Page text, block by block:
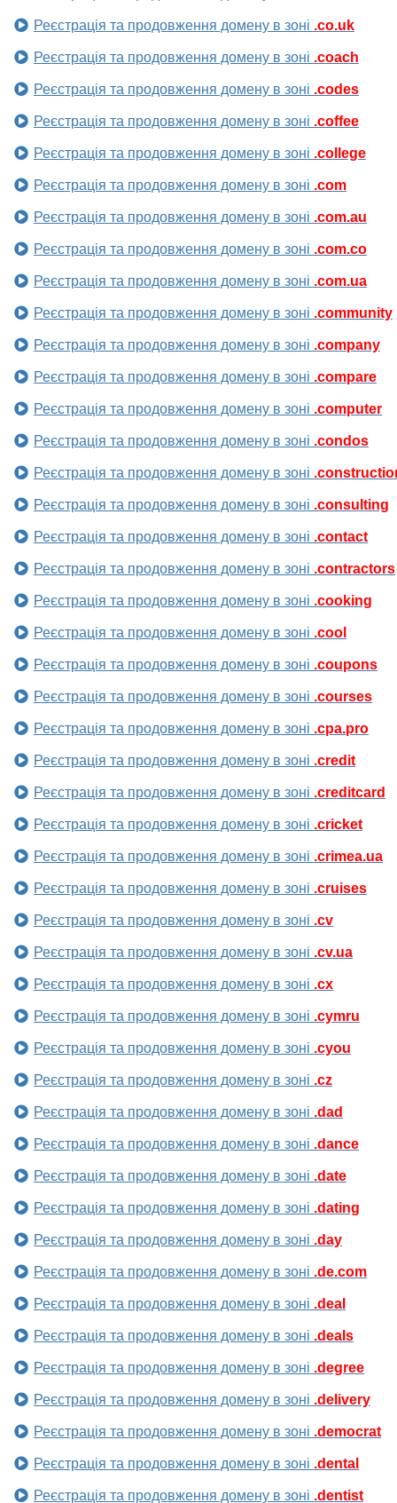
Реєстрація та продовження домену в зоні .co.uk
Реєстрація та продовження домену в зоні .coach
Реєстрація та продовження домену в зоні .codes
Реєстрація та продовження домену в зоні .coffee
Реєстрація та продовження домену в зоні .college
Реєстрація та продовження домену в зоні .com
Реєстрація та продовження домену в зоні .com.au
Реєстрація та продовження домену в зоні .com.co
Реєстрація та продовження домену в зоні .com.ua
Реєстрація та продовження домену в зоні .community
Реєстрація та продовження домену в зоні .company
Реєстрація та продовження домену в зоні .compare
Реєстрація та продовження домену в зоні .computer
Реєстрація та продовження домену в зоні .condos
Реєстрація та продовження домену в зоні
Реєстрація та продовження домену в зоні .consulting
Реєстрація та продовження домену в зоні .contact
Реєстрація та продовження домену в зоні .contractors
Реєстрація та продовження домену в зоні .cooking
Реєстрація та продовження домену в зоні .cool
Реєстрація та продовження домену в зоні .coupons
Реєстрація та продовження домену в зоні .courses
Реєстрація та продовження домену в зоні .cpa.pro
Реєстрація та продовження домену в зоні .credit
Реєстрація та продовження домену в зоні .creditcard
Реєстрація та продовження домену в зоні .cricket
Реєстрація та продовження домену в зоні .crimea.ua
Реєстрація та продовження домену в зоні .cruises
Реєстрація та продовження домену в зоні .cv
Реєстрація та продовження домену в зоні .cv.ua
Реєстрація та продовження домену в зоні .cx
Реєстрація та продовження домену в зоні .cymru
Реєстрація та продовження домену в зоні .cyou
Реєстрація та продовження домену в зоні .cz
Реєстрація та продовження домену в зоні .dad
Реєстрація та продовження домену в зоні .dance
Реєстрація та продовження домену в зоні .date
Реєстрація та продовження домену в зоні .dating
Реєстрація та продовження домену в зоні .day
Реєстрація та продовження домену в зоні .de.com
Реєстрація та продовження домену в зоні .deal
Реєстрація та продовження домену в зоні .deals
Реєстрація та продовження домену в зоні .degree
Реєстрація та продовження домену в зоні .delivery
Реєстрація та продовження домену в зоні .democrat
Реєстрація та продовження домену в зоні .dental
Реєстрація та продовження домену в зоні .dentist